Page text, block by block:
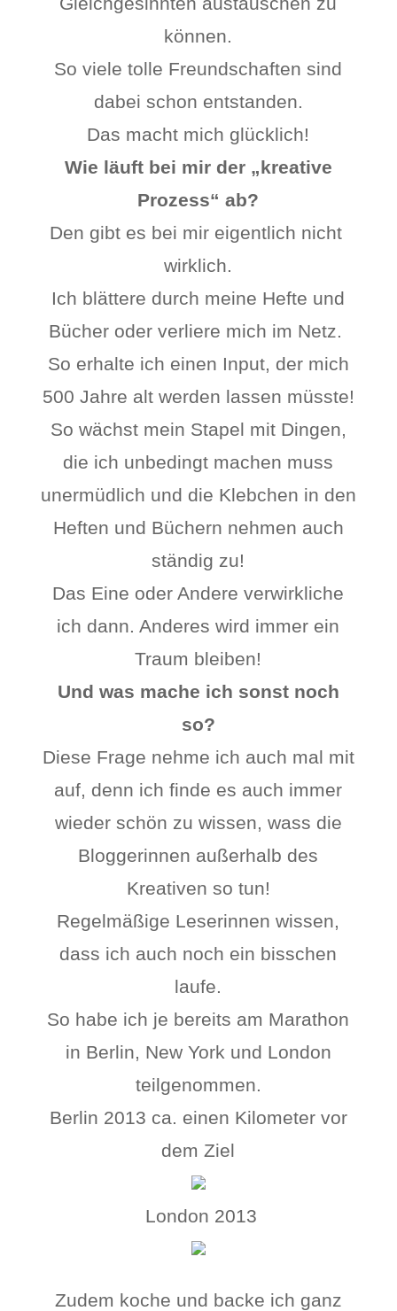
können.
So viele tolle Freundschaften sind
dabei schon entstanden.
Das macht mich glücklich!
Wie läuft bei mir der „kreative
Prozess“ ab?
Den gibt es bei mir eigentlich nicht
wirklich.
Ich blättere durch meine Hefte und
Bücher oder verliere mich im Netz.
So erhalte ich einen Input, der mich
500 Jahre alt werden lassen müsste!
So wächst mein Stapel mit Dingen,
die ich unbedingt machen muss
unermüdlich und die Klebchen in den
Heften und Büchern nehmen auch
ständig zu!
Das Eine oder Andere verwirkliche
ich dann. Anderes wird immer ein
Traum bleiben!
Und was mache ich sonst noch
so?
Diese Frage nehme ich auch mal mit
auf, denn ich finde es auch immer
wieder schön zu wissen, wass die
Bloggerinnen außerhalb des
Kreativen so tun!
Regelmäßige Leserinnen wissen,
dass ich auch noch ein bisschen
laufe.
So habe ich je bereits am Marathon
in Berlin, New York und London
teilgenommen.
Berlin 2013 ca. einen Kilometer vor
dem Ziel
London 2013
Zudem koche und backe ich ganz